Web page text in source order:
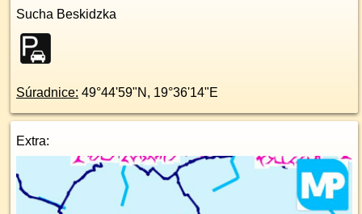
Sucha Beskidzka
Súradnice: 49°44'59"N , 19°36'14"E
Extra: